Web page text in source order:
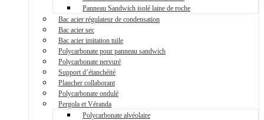
Panneau Sandwich isolé laine de roche
Bac acier régulateur de condensation
Bac acier sec
Bac acier imitation tuile
Polycarbonate pour panneau sandwich
Polycarbonate nervuré
Support d’étanchéité
Plancher collaborant
Polycarbonate ondulé
Pergola et Véranda
Polycarbonate alvéolaire